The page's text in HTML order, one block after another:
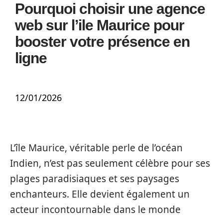
Pourquoi choisir une agence
web sur l’ile Maurice pour
booster votre présence en
ligne
12/01/2026
L’île Maurice, véritable perle de l’océan
Indien, n’est pas seulement célèbre pour ses
plages paradisiaques et ses paysages
enchanteurs. Elle devient également un
acteur incontournable dans le monde